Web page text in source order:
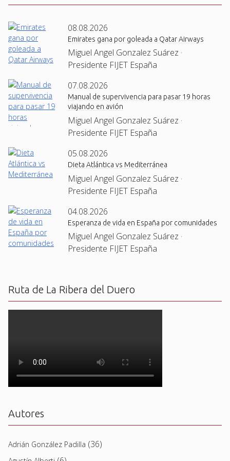
08.08.2026
Emirates gana por goleada a Qatar Airways
Miguel Angel Gonzalez Suárez ·
Presidente FIJET España
07.08.2026
Manual de supervivencia para pasar 19 horas
viajando en avión
Miguel Angel Gonzalez Suárez ·
Presidente FIJET España
05.08.2026
Dieta Atlántica vs Mediterránea
Miguel Angel Gonzalez Suárez ·
Presidente FIJET España
04.08.2026
Esperanza de vida en España por comunidades
Miguel Angel Gonzalez Suárez ·
Presidente FIJET España
Ruta de La Ribera del Duero
Autores
Adrián González Padilla (36)